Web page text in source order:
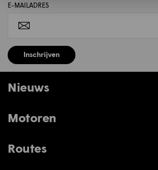
E-MAILADRES
Inschrijven
Nieuws
Motoren
Routes